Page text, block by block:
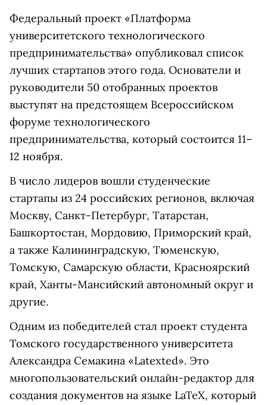
Федеральный проект «Платформа
университетского технологического
предпринимательства» опубликовал список
лучших стартапов этого года. Основатели и
руководители 50 отобранных проектов
выступят на предстоящем Всероссийском
форуме технологического
предпринимательства, который состоится 11–
12 ноября.
В число лидеров вошли студенческие
стартапы из 24 российских регионов, включая
Москву, Санкт-Петербург, Татарстан,
Башкортостан, Мордовию, Приморский край,
а также Калининградскую, Тюменскую,
Томскую, Самарскую области, Красноярский
край, Ханты-Мансийский автономный округ и
другие.
Одним из победителей стал проект студента
Томского государственного университета
Александра Семакина «Latexted». Это
многопользовательский онлайн-редактор для
создания документов на языке LaTeX, который